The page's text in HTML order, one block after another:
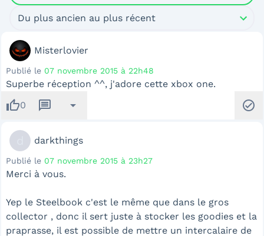
Du plus ancien au plus récent
Misterlovier
Publié le 07 novembre 2015 à 22h48
Superbe réception ^^, j'adore cette xbox one.
thumb_up0 message arrow_drop_down check_circle
darkthings
Publié le 07 novembre 2015 à 23h27
Merci à vous.
Yep le Steelbook c'est le même que dans le gros
collector , donc il sert juste à stocker les goodies et la
praprasse, il est possible de mettre un intercalaire de